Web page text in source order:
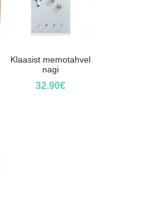
Klaasist memotahvel
nagi
32.90€